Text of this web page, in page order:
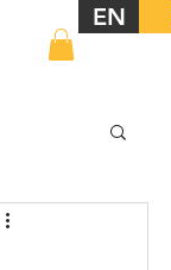
EN